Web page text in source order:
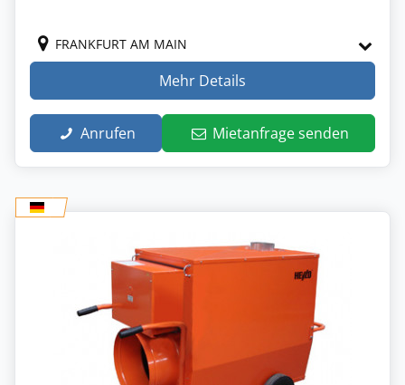
FRANKFURT AM MAIN
Mehr Details
Anrufen Mietanfrage senden